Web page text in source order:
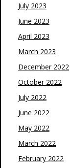
July 2023
June 2023
April 2023
March 2023
December 2022
October 2022
July 2022
June 2022
May 2022
March 2022
February 2022